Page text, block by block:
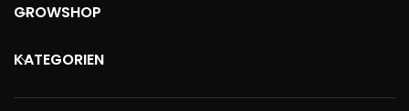
GROWSHOP
KATEGORIEN